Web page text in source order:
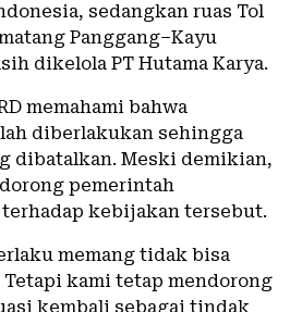
sedangkan ruas Tol
Panggang–Kayu
dikelola PT Hutama Karya.
memahami bahwa
diberlakukan sehingga
dibatalkan. Meski demikian,
pemerintah
kebijakan tersebut.
memang tidak bisa
kami tetap mendorong
kembali sebagai tindak